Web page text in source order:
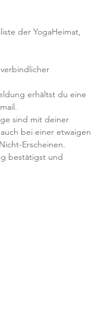
der YogaHeimat,
erhältst du eine
sind mit deiner
bei einer etwaigen
Erscheinen.
bestätigst und